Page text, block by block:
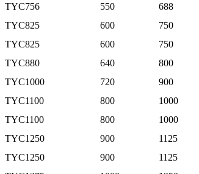
TYC756
550 688
TYC825
600 750
TYC825
600 750
TYC880
640 800
TYC1000
720 900
TYC1100
800 1000
TYC1100
800 1000
TYC1250
900 1125
TYC1250
900 1125